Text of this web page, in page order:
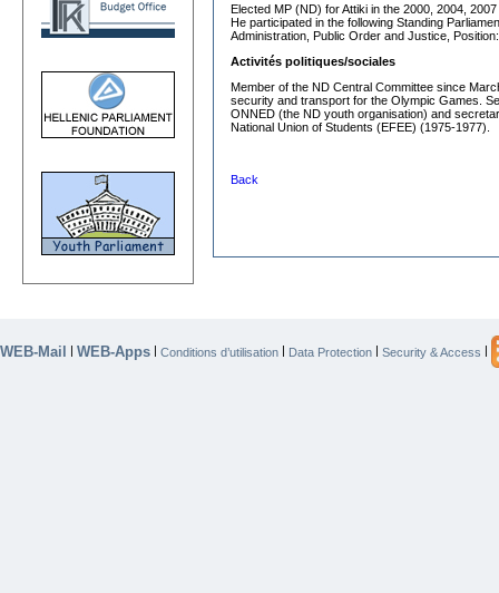
Elected MP (ND) for Attiki in the 2000, 2004,
He participated in the following Standing
Administration, Public Order and Justice,
Activités politiques/sociales
Member of the ND Central Committee since
security and transport for the Olympic Games.
ONNED (the ND youth organisation) and
National Union of Students (EFEE) (1975-1977).
Back
WEB-Mail WEB-Apps Conditions d’utilisation Data Protection Security & Access